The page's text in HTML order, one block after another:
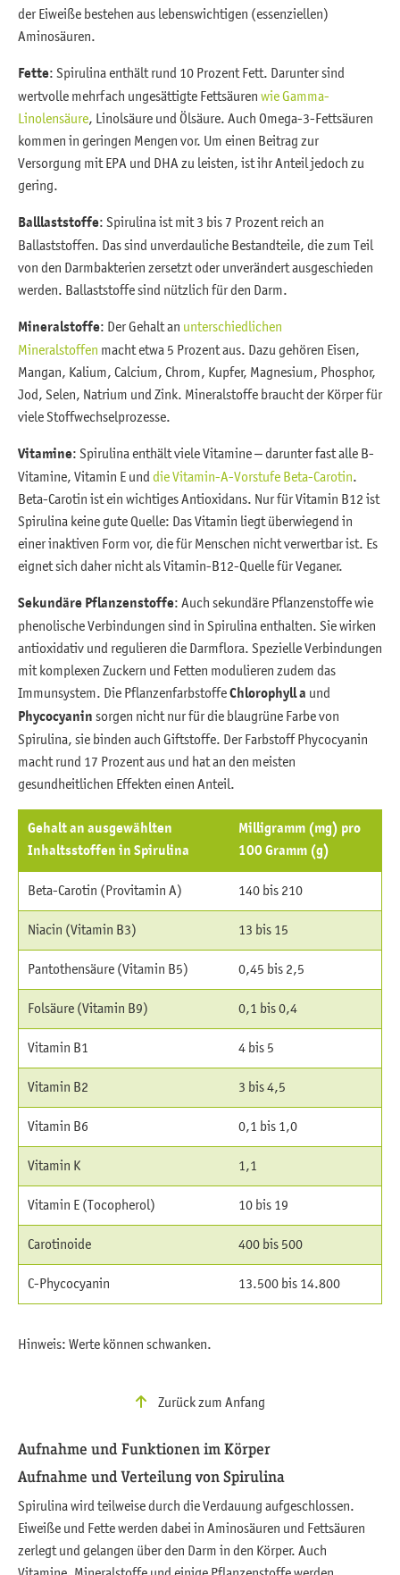
der Eiweiße bestehen aus lebenswichtigen (essenziellen)
Aminosäuren.
Fette: Spirulina enthält rund 10 Prozent Fett. Darunter sind
wertvolle mehrfach ungesättigte Fettsäuren wie Gamma-
Linolensäure, Linolsäure und Ölsäure. Auch Omega-3-Fettsäuren
kommen in geringen Mengen vor. Um einen Beitrag zur
Versorgung mit EPA und DHA zu leisten, ist ihr Anteil jedoch zu
gering.
Balllaststoffe: Spirulina ist mit 3 bis 7 Prozent reich an
Ballaststoffen. Das sind unverdauliche Bestandteile, die zum Teil
von den Darmbakterien zersetzt oder unverändert ausgeschieden
werden. Ballaststoffe sind nützlich für den Darm.
Mineralstoffe: Der Gehalt an unterschiedlichen
Mineralstoffen macht etwa 5 Prozent aus. Dazu gehören Eisen,
Mangan, Kalium, Calcium, Chrom, Kupfer, Magnesium, Phosphor,
Jod, Selen, Natrium und Zink. Mineralstoffe braucht der Körper für
viele Stoffwechselprozesse.
Vitamine: Spirulina enthält viele Vitamine – darunter fast alle B-
Vitamine, Vitamin E und die Vitamin-A-Vorstufe Beta-Carotin.
Beta-Carotin ist ein wichtiges Antioxidans. Nur für Vitamin B12 ist
Spirulina keine gute Quelle: Das Vitamin liegt überwiegend in
einer inaktiven Form vor, die für Menschen nicht verwertbar ist. Es
eignet sich daher nicht als Vitamin-B12-Quelle für Veganer.
Sekundäre Pflanzenstoffe: Auch sekundäre Pflanzenstoffe wie
phenolische Verbindungen sind in Spirulina enthalten. Sie wirken
antioxidativ und regulieren die Darmflora. Spezielle Verbindungen
mit komplexen Zuckern und Fetten modulieren zudem das
Immunsystem. Die PflanzenfarbstoffeChlorophyll a und
Phycocyanin sorgen nicht nur für die blaugrüne Farbe von
Spirulina, sie binden auch Giftstoffe. Der Farbstoff Phycocyanin
macht rund 17 Prozent aus und hat an den meisten
gesundheitlichen Effekten einen Anteil.
Gehalt an ausgewählten
Inhaltsstoffen in Spirulina
Milligramm (mg) pro
100 Gramm (g)
Beta-Carotin (Provitamin A) 140 bis 210
Niacin (Vitamin B3) 13 bis 15
Pantothensäure (Vitamin B5) 0,45 bis 2,5
Folsäure (Vitamin B9) 0,1 bis 0,4
Vitamin B1 4 bis 5
Vitamin B2 3 bis 4,5
Vitamin B6 0,1 bis 1,0
Vitamin K 1,1
Vitamin E (Tocopherol) 10 bis 19
Carotinoide 400 bis 500
C-Phycocyanin 13.500 bis 14.800
Hinweis: Werte können schwanken.
Zurück zum Anfang
Aufnahme und Funktionen im Körper
Aufnahme und Verteilung von Spirulina
Spirulina wird teilweise durch die Verdauung aufgeschlossen.
Eiweiße und Fette werden dabei in Aminosäuren und Fettsäuren
zerlegt und gelangen über den Darm in den Körper. Auch